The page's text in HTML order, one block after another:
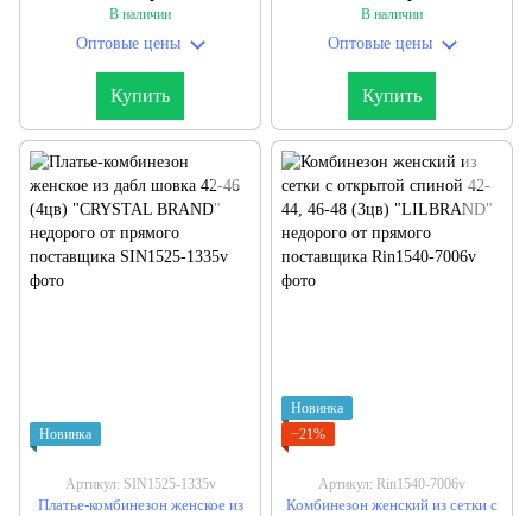
поставщика
В наличии
Оптовые цены
Купить
поставщика
В наличии
Оптовые цены
Купить
Новинка
Артикул: SIN1525-1335v
Платье-комбинезон женское из
Новинка
−21%
Артикул: Rin1540-7006v
Комбинезон женский из сетки с